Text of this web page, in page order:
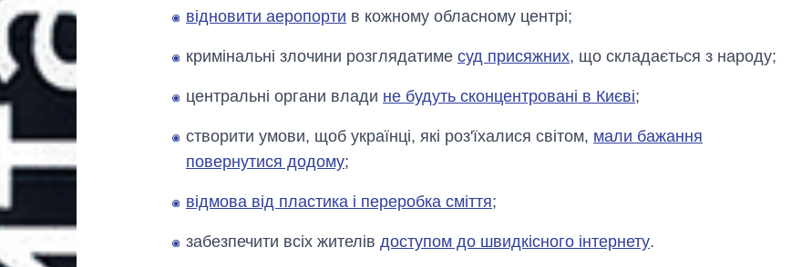
відновити аеропорти в кожному обласному центрі;
кримінальні злочини розглядатиме суд присяжних, що складається з народу;
центральні органи влади не будуть сконцентровані в Києві;
створити умови, щоб українці, які роз'їхалися світом, мали бажання
повернутися додому;
відмова від пластика і переробка сміття;
забезпечити всіх жителів доступом до швидкісного інтернету.